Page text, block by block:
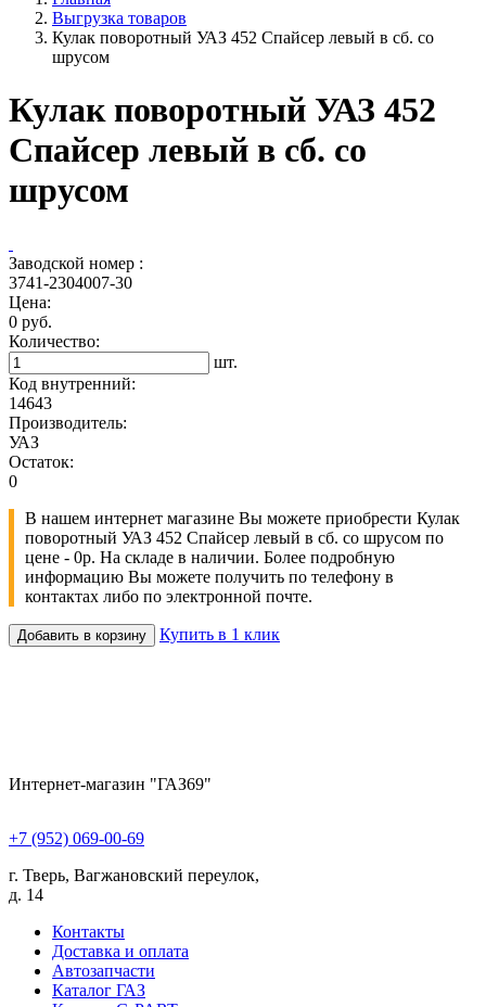
Выгрузка товаров
Кулак поворотный УАЗ 452 Спайсер левый в сб. со
шрусом
Кулак поворотный УАЗ 452
Спайсер левый в сб. со
шрусом
Заводской номер :
3741-2304007-30
Цена:
0 руб.
Количество:
шт.
Код внутренний:
14643
Производитель:
УАЗ
Остаток:
0
В нашем интернет магазине Вы можете приобрести Кулак
поворотный УАЗ 452 Спайсер левый в сб. со шрусом по
цене - 0р. На складе в наличии. Более подробную
информацию Вы можете получить по телефону в
контактах либо по электронной почте.
Добавить в корзину Купить в 1 клик
Интернет-магазин "ГАЗ69"
+7 (952) 069-00-69
г. Тверь, Вагжановский переулок,
д. 14
Контакты
Доставка и оплата
Автозапчасти
Каталог ГАЗ